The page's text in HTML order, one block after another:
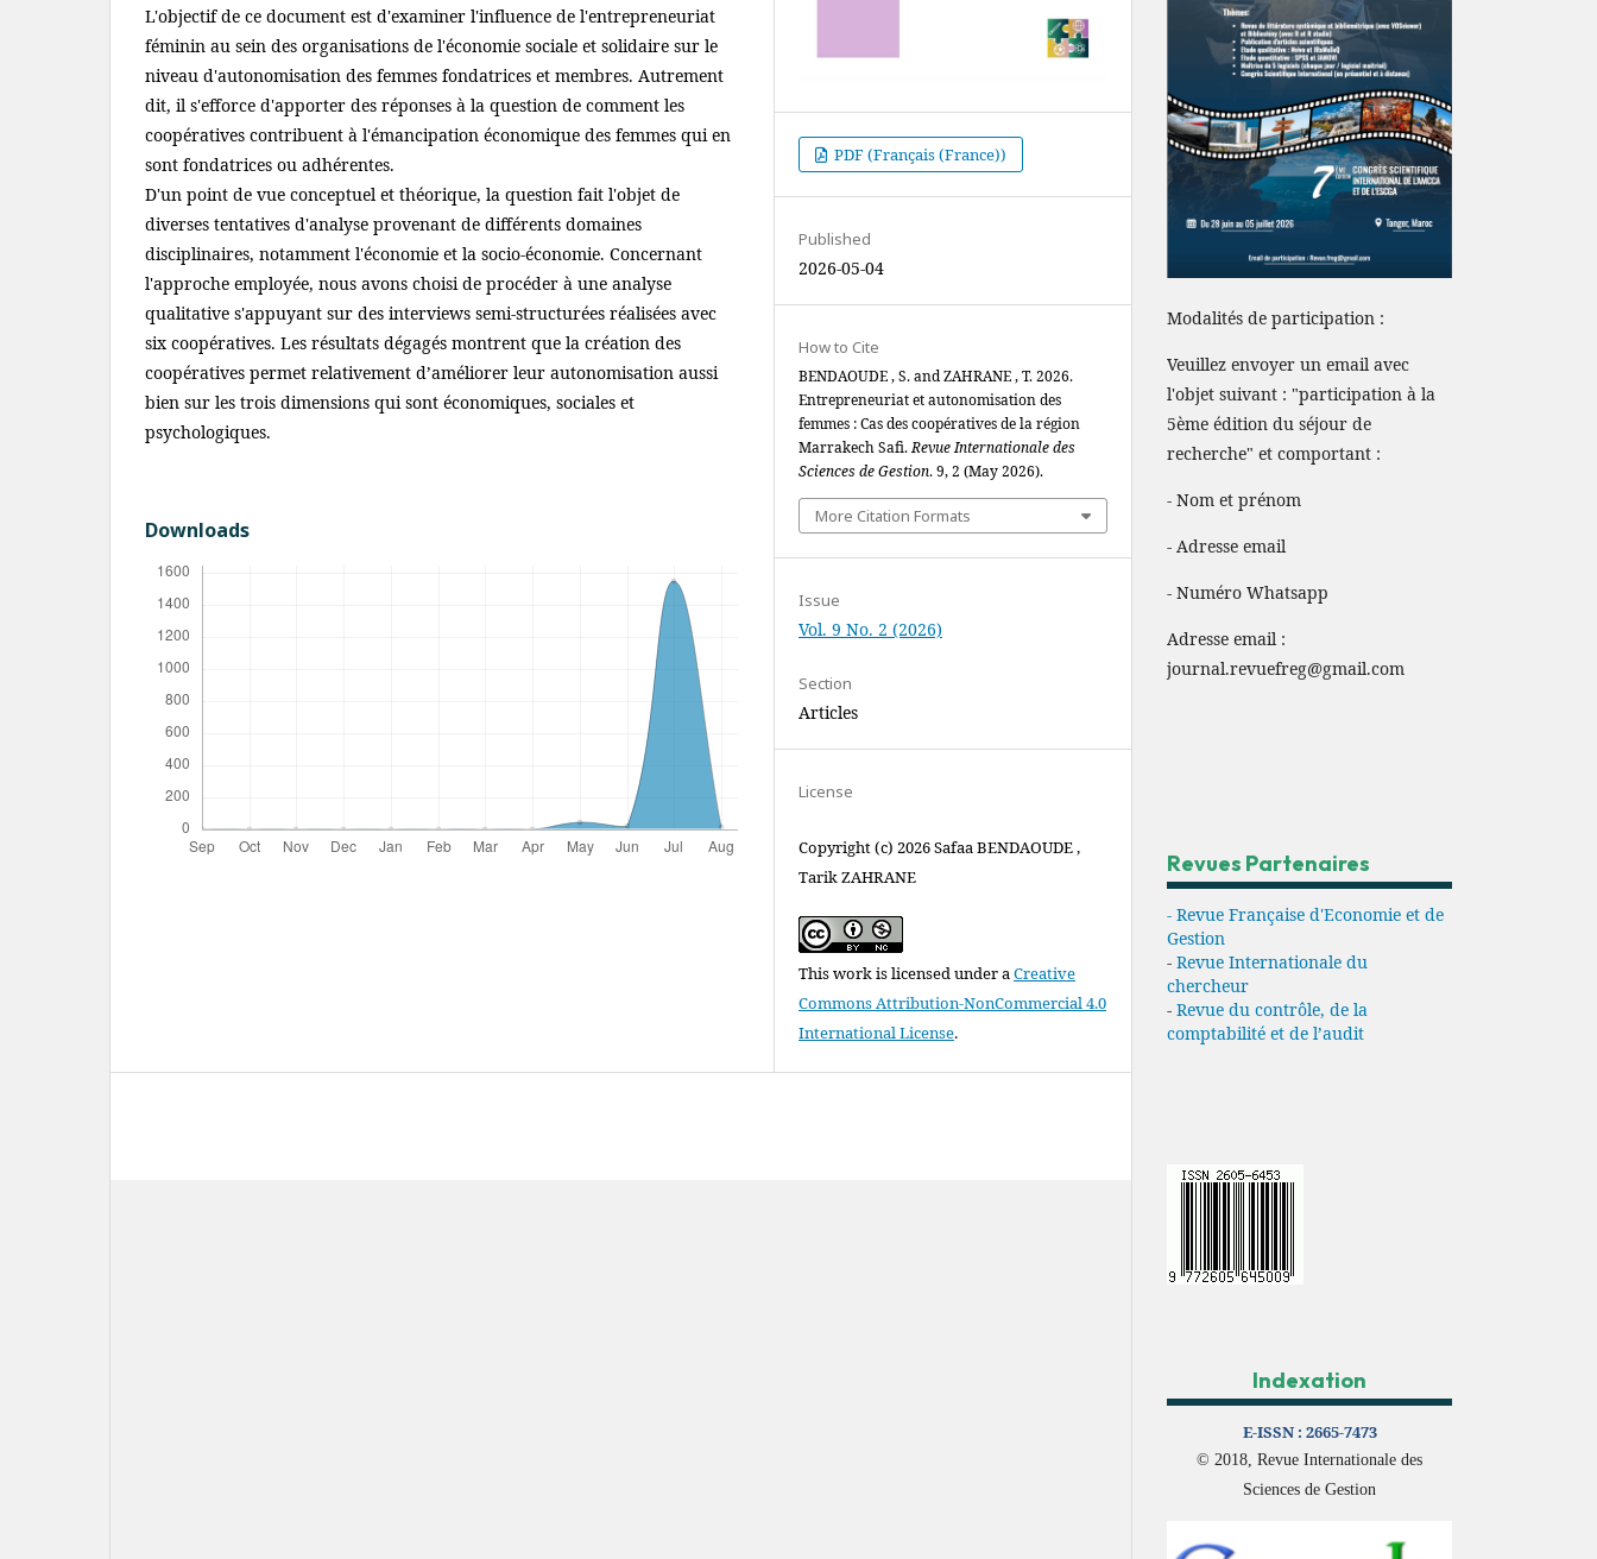
L'objectif de ce document est d'examiner l'influence de l'entrepreneuriat
féminin au sein des organisations de l'économie sociale et solidaire sur le
niveau d'autonomisation des femmes fondatrices et membres. Autrement
dit, il s'efforce d'apporter des réponses à la question de comment les
coopératives contribuent à l'émancipation économique des femmes qui en
sont fondatrices ou adhérentes.
D'un point de vue conceptuel et théorique, la question fait l'objet de
diverses tentatives d'analyse provenant de différents domaines
disciplinaires, notamment l'économie et la socio-économie. Concernant
l'approche employée, nous avons choisi de procéder à une analyse
qualitative s'appuyant sur des interviews semi-structurées réalisées avec
six coopératives. Les résultats dégagés montrent que la création des
coopératives permet relativement d’améliorer leur autonomisation aussi
bien sur les trois dimensions qui sont économiques, sociales et
psychologiques.
Downloads
PDF (Français (France))
Published
2026-05-04
How to Cite
BENDAOUDE , S. and ZAHRANE , T. 2026.
Entrepreneuriat et autonomisation des
femmes : Cas des coopératives de la région
Marrakech Safi.Revue Internationale des
Sciences de Gestion. 9, 2 (May 2026).
More Citation Formats
Issue
Vol. 9 No. 2 (2026)
Section
Articles
License
Copyright (c) 2026 Safaa BENDAOUDE ,
Tarik ZAHRANE
This work is licensed under aCreative
Commons Attribution-NonCommercial 4.0
International License.
Modalités de participation :
Veuillez envoyer un email avec
l'objet suivant : "participation à la
5ème édition du séjour de
recherche" et comportant :
- Nom et prénom
- Adresse email
- Numéro Whatsapp
Adresse email :
journal.revuefreg@gmail.com
Revues Partenaires
- Revue Française d'Economie et de
Gestion
- Revue Internationale du
chercheur
- Revue du contrôle, de la
comptabilité et de l’audit
Indexation
E-ISSN : 2665-7473
© 2018, Revue Internationale des
Sciences de Gestion